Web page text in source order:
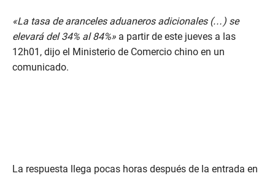
«La tasa de aranceles aduaneros adicionales (…) se
elevará del 34% al 84%» a partir de este jueves a las
12h01, dijo el Ministerio de Comercio chino en un
comunicado.
La respuesta llega pocas horas después de la entrada en